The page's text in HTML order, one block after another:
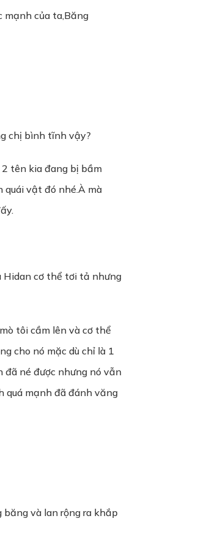
mạnh của ta,Băng
chị bình tĩnh vậy?
tên kia đang bị bầm
quái vật đó nhé.À mà
Hidan cơ thể tơi tả nhưng
tôi cầm lên và cơ thể
cho nó mặc dù chỉ là 1
né được nhưng nó vẫn
quá mạnh đã đánh văng
và lan rộng ra khắp